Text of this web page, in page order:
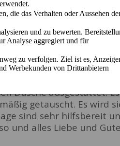
und in die Umgebung.
und Sitzmuscheln
ist. Ein
Dusche ausgestattet.
getauscht. Es wird
sind sehr hilfsbereit
und alles Liebe und